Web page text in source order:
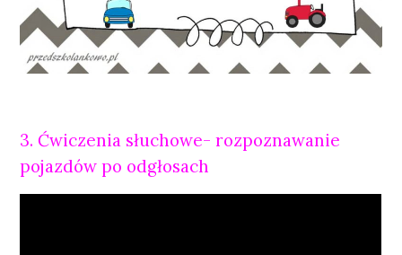
3. Ćwiczenia słuchowe- rozpoznawanie
pojazdów po odgłosach